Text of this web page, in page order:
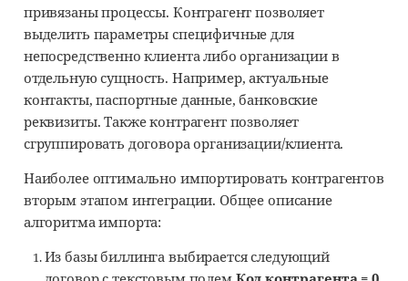
привязаны процессы. Контрагент позволяет
выделить параметры специфичные для
непосредственно клиента либо организации в
отдельную сущность. Например, актуальные
контакты, паспортные данные, банковские
реквизиты. Также контрагент позволяет
сгруппировать договора организации/клиента.
Наиболее оптимально импортировать контрагентов
вторым этапом интеграции. Общее описание
алгоритма импорта:
Из базы биллинга выбирается следующий